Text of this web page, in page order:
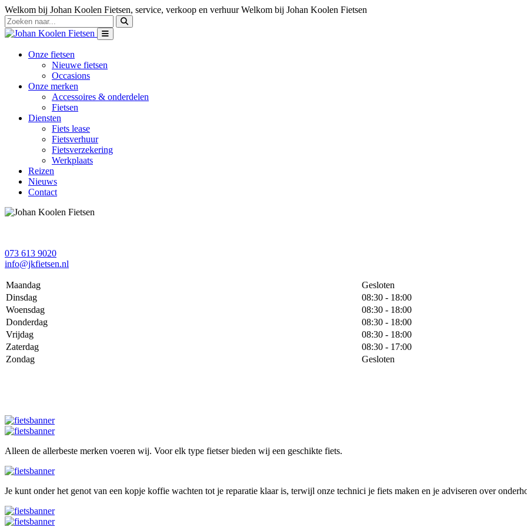
Welkom bij Johan Koolen Fietsen, service, verkoop en verhuurWelkom bij Johan Koolen Fietsen
Onze fietsen
Nieuwe fietsen
Occasions
Onze merken
Accessoires & onderdelen
Fietsen
Diensten
Fiets lease
Fietsverhuur
Fietsverzekering
Werkplaats
Reizen
Nieuws
Contact
073 613 9020
info@jkfietsen.nl
Maandag
Gesloten
Dinsdag
08:30 - 18:00
Woensdag
08:30 - 18:00
Donderdag
08:30 - 18:00
Vrijdag
08:30 - 18:00
Zaterdag
08:30 - 17:00
Zondag
Gesloten
Alleen de allerbeste merken voeren wij. Voor elk type fietser bieden wij een geschikte fiets.
Je kunt onder het genot van een kopje koffie wachten tot je reparatie klaar is, terwijl onze technici je fiets maken en je adviseren over